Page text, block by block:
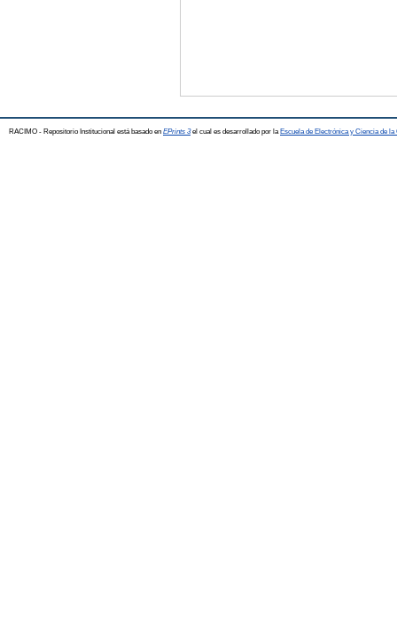
RACIMO - Repositorio Institucional está basado en EPrints 3el cual es desarrollado por la Escuela de Electrónica y Ciencia de la